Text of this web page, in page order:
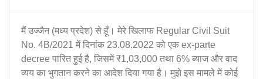
मैं उज्जैन (मध्य प्रदेश) से हूँ। मेरे खिलाफ Regular Civil Suit
No. 4B/2021 में दिनांक 23.08.2022 को एक ex-parte
decree पारित हुई है, जिसमें ₹1,03,000 तथा 6% ब्याज और वाद
व्यय का भुगतान करने का आदेश दिया गया है। मुझे इस मामले में कोई